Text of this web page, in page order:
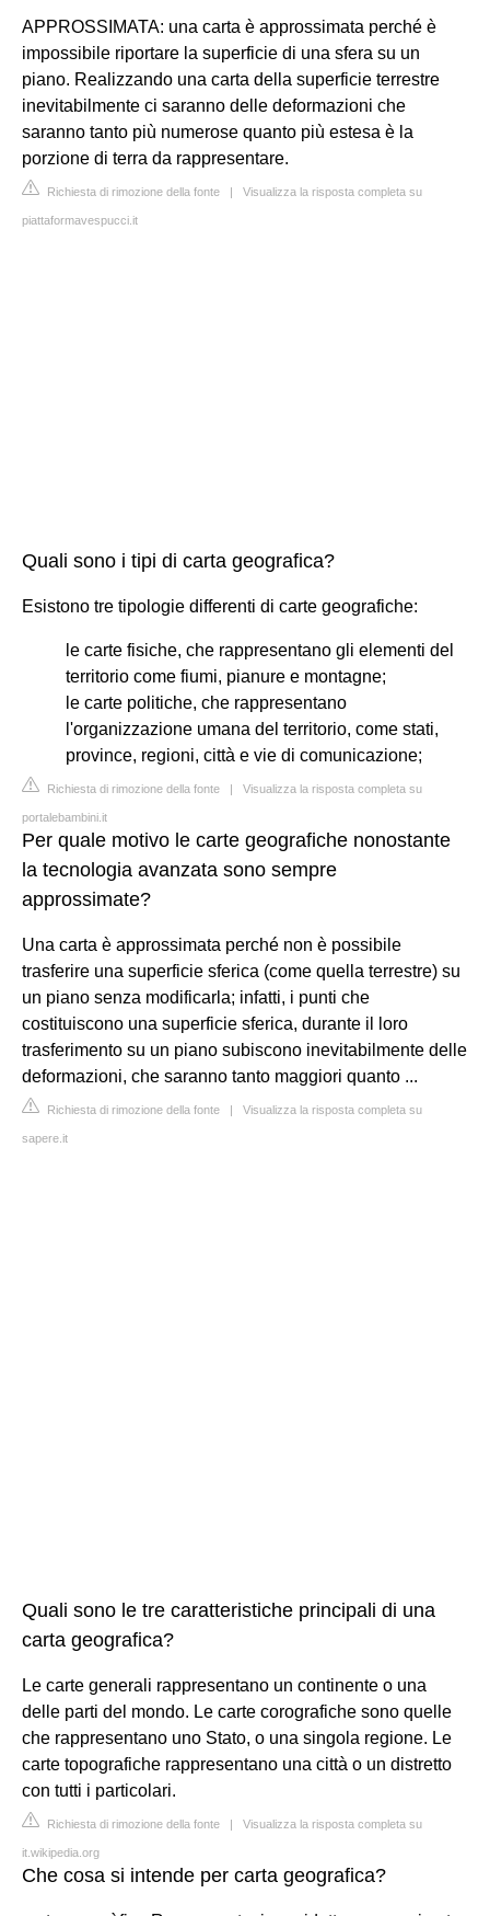
APPROSSIMATA: una carta è approssimata perché è
impossibile riportare la superficie di una sfera su un
piano. Realizzando una carta della superficie terrestre
inevitabilmente ci saranno delle deformazioni che
saranno tanto più numerose quanto più estesa è la
porzione di terra da rappresentare.
Richiesta di rimozione della fonte | Visualizza la risposta completa su
piattaformavespucci.it
Quali sono i tipi di carta geografica?
Esistono tre tipologie differenti di carte geografiche:
le carte fisiche, che rappresentano gli elementi del
territorio come fiumi, pianure e montagne;
le carte politiche, che rappresentano
l'organizzazione umana del territorio, come stati,
province, regioni, città e vie di comunicazione;
Richiesta di rimozione della fonte | Visualizza la risposta completa su
portalebambini.it
Per quale motivo le carte geografiche nonostante
la tecnologia avanzata sono sempre
approssimate?
Una carta è approssimata perché non è possibile
trasferire una superficie sferica (come quella terrestre) su
un piano senza modificarla; infatti, i punti che
costituiscono una superficie sferica, durante il loro
trasferimento su un piano subiscono inevitabilmente delle
deformazioni, che saranno tanto maggiori quanto ...
Richiesta di rimozione della fonte | Visualizza la risposta completa su
sapere.it
Quali sono le tre caratteristiche principali di una
carta geografica?
Le carte generali rappresentano un continente o una
delle parti del mondo. Le carte corografiche sono quelle
che rappresentano uno Stato, o una singola regione. Le
carte topografiche rappresentano una città o un distretto
con tutti i particolari.
Richiesta di rimozione della fonte | Visualizza la risposta completa su
it.wikipedia.org
Che cosa si intende per carta geografica?